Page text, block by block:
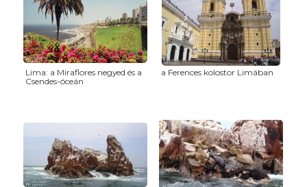
Lima: a Miraflores negyed és a
Csendes-óceán
a Ferences kolostor Limában